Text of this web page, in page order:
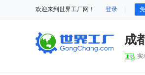
欢迎来到世界工厂网！ 登录
成
实